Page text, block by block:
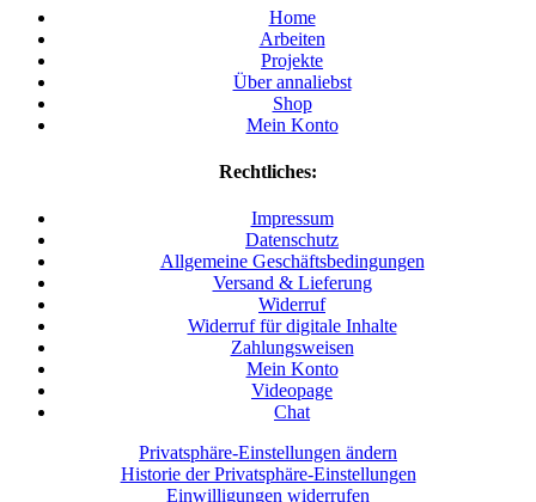
Home
Arbeiten
Projekte
Über annaliebst
Shop
Mein Konto
Rechtliches:
Impressum
Datenschutz
Allgemeine Geschäftsbedingungen
Versand & Lieferung
Widerruf
Widerruf für digitale Inhalte
Zahlungsweisen
Mein Konto
Videopage
Chat
Privatsphäre-Einstellungen ändern
Historie der Privatsphäre-Einstellungen
Einwilligungen widerrufen